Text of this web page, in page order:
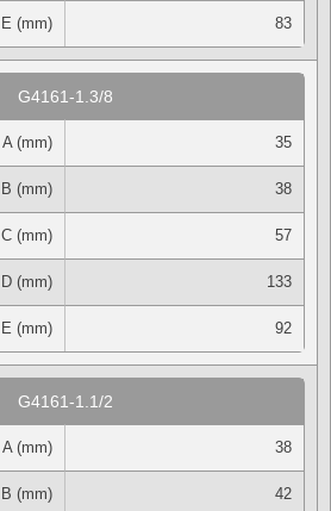
E (mm) 83
G4161-1.3/8
A (mm) 35
B (mm) 38
C (mm) 57
D (mm) 133
E (mm) 92
G4161-1.1/2
A (mm) 38
B (mm) 42